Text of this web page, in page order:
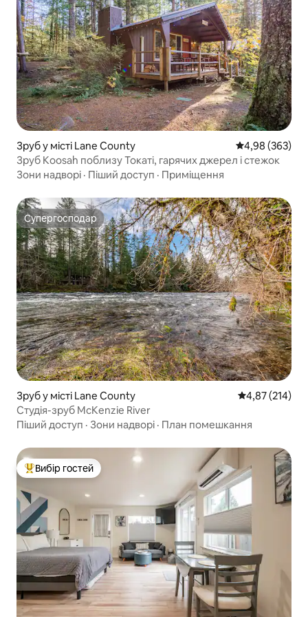
Зруб у місті Lane County Середня
4,98 (363)
Зруб Koosah поблизу Токаті, гарячих джерел і стежок
Зони надворі · Піший доступ · Приміщення
Супергосподар
Супергосподар
Зруб у місті Lane County Середня
4,87 (214)
Студія-зруб McKenzie River
Піший доступ · Зони надворі · План помешкання
Топ вибір гостей
Вибір гостей